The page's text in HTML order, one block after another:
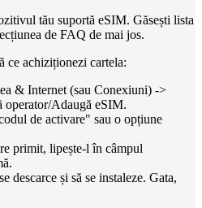
tău suportă eSIM. Găsești lista
de FAQ de mai jos.
ce achiziționezi cartela:
& Internet (sau Conexiuni) ->
operator/Adaugă eSIM.
de activare" sau o opțiune
primit, lipește-l în câmpul
descarce și să se instaleze. Gata,